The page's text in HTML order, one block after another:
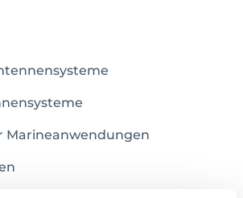
Marineanwendungen